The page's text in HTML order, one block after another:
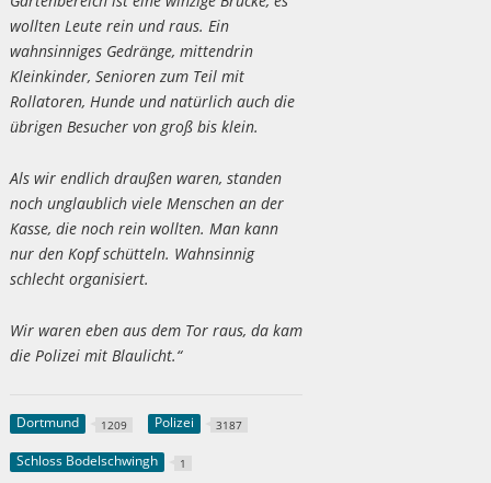
wollten Leute rein und raus. Ein
wahnsinniges Gedränge, mittendrin
Kleinkinder, Senioren zum Teil mit
Rollatoren, Hunde und natürlich auch die
übrigen Besucher von groß bis klein.
Als wir endlich draußen waren, standen
noch unglaublich viele Menschen an der
Kasse, die noch rein wollten. Man kann
nur den Kopf schütteln. Wahnsinnig
schlecht organisiert.
Wir waren eben aus dem Tor raus, da kam
die Polizei mit Blaulicht.“
Dortmund 1209 Polizei 3187
Schloss Bodelschwingh 1